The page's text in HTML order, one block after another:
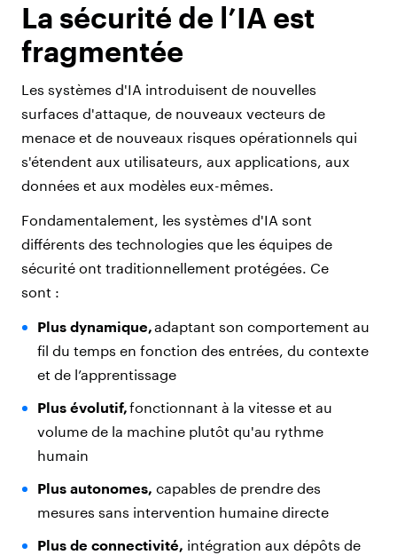
La sécurité de l’IA est
fragmentée​
Les systèmes d'IA introduisent de nouvelles
surfaces d'attaque, de nouveaux vecteurs de
menace et de nouveaux risques opérationnels qui
s'étendent aux utilisateurs, aux applications, aux
données et aux modèles eux-mêmes.
Fondamentalement, les systèmes d'IA sont
différents des technologies que les équipes de
sécurité ont traditionnellement protégées. Ce
sont :
Plus dynamique,adaptant son comportement au
fil du temps en fonction des entrées, du contexte
et de l’apprentissage
Plus évolutif,fonctionnant à la vitesse et au
volume de la machine plutôt qu'au rythme
humain
Plus autonomes, capables de prendre des
mesures sans intervention humaine directe
Plus de connectivité, intégration aux dépôts de